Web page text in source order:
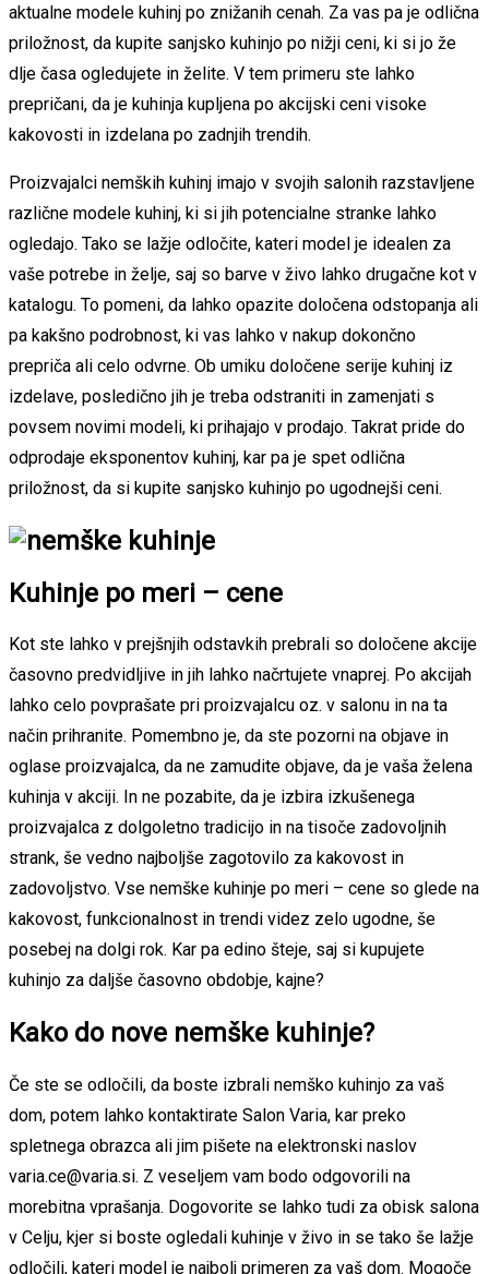
aktualne modele kuhinj po znižanih cenah. Za vas pa je odlična
priložnost, da kupite sanjsko kuhinjo po nižji ceni, ki si jo že
dlje časa ogledujete in želite. V tem primeru ste lahko
prepričani, da je kuhinja kupljena po akcijski ceni visoke
kakovosti in izdelana po zadnjih trendih.
Proizvajalci nemških kuhinj imajo v svojih salonih razstavljene
različne modele kuhinj, ki si jih potencialne stranke lahko
ogledajo. Tako se lažje odločite, kateri model je idealen za
vaše potrebe in želje, saj so barve v živo lahko drugačne kot v
katalogu. To pomeni, da lahko opazite določena odstopanja ali
pa kakšno podrobnost, ki vas lahko v nakup dokončno
prepriča ali celo odvrne. Ob umiku določene serije kuhinj iz
izdelave, posledično jih je treba odstraniti in zamenjati s
povsem novimi modeli, ki prihajajo v prodajo. Takrat pride do
odprodaje eksponentov kuhinj, kar pa je spet odlična
priložnost, da si kupite sanjsko kuhinjo po ugodnejši ceni.
Kuhinje po meri – cene
Kot ste lahko v prejšnjih odstavkih prebrali so določene akcije
časovno predvidljive in jih lahko načrtujete vnaprej. Po akcijah
lahko celo povprašate pri proizvajalcu oz. v salonu in na ta
način prihranite. Pomembno je, da ste pozorni na objave in
oglase proizvajalca, da ne zamudite objave, da je vaša želena
kuhinja v akciji. In ne pozabite, da je izbira izkušenega
proizvajalca z dolgoletno tradicijo in na tisoče zadovoljnih
strank, še vedno najboljše zagotovilo za kakovost in
zadovoljstvo. Vse nemške kuhinje po meri – cene so glede na
kakovost, funkcionalnost in trendi videz zelo ugodne, še
posebej na dolgi rok. Kar pa edino šteje, saj si kupujete
kuhinjo za daljše časovno obdobje, kajne?
Kako do nove nemške kuhinje?
Če ste se odločili, da boste izbrali nemško kuhinjo za vaš
dom, potem lahko kontaktirate Salon Varia, kar preko
spletnega obrazca ali jim pišete na elektronski naslov
varia.ce@varia.si. Z veseljem vam bodo odgovorili na
morebitna vprašanja. Dogovorite se lahko tudi za obisk salona
v Celju, kjer si boste ogledali kuhinje v živo in se tako še lažje
odločili, kateri model je najbolj primeren za vaš dom. Mogoče